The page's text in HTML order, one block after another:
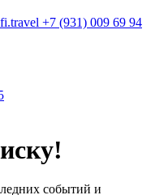
+7 (931) 009 69 94
событий и